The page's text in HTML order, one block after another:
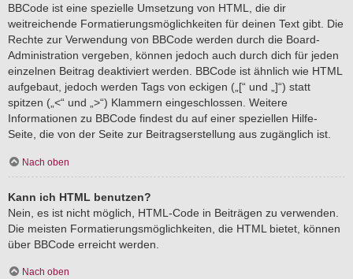
BBCode ist eine spezielle Umsetzung von HTML, die dir
weitreichende Formatierungsmöglichkeiten für deinen Text gibt. Die
Rechte zur Verwendung von BBCode werden durch die Board-
Administration vergeben, können jedoch auch durch dich für jeden
einzelnen Beitrag deaktiviert werden. BBCode ist ähnlich wie HTML
aufgebaut, jedoch werden Tags von eckigen („[“ und „]“) statt
spitzen („<“ und „>“) Klammern eingeschlossen. Weitere
Informationen zu BBCode findest du auf einer speziellen Hilfe-
Seite, die von der Seite zur Beitragserstellung aus zugänglich ist.
Nach oben
Kann ich HTML benutzen?
Nein, es ist nicht möglich, HTML-Code in Beiträgen zu verwenden.
Die meisten Formatierungsmöglichkeiten, die HTML bietet, können
über BBCode erreicht werden.
Nach oben